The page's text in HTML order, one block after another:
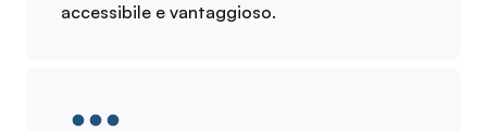
accessibile e vantaggioso.